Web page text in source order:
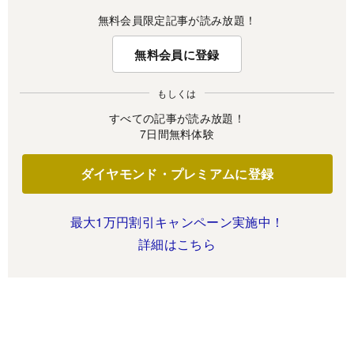
無料会員限定記事が読み放題！
無料会員に登録
もしくは
すべての記事が読み放題！
7日間無料体験
ダイヤモンド・プレミアムに登録
最大1万円割引キャンペーン実施中！
詳細はこちら